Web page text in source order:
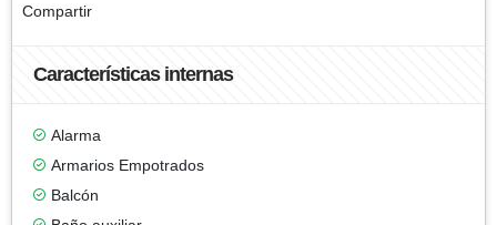
Compartir
Características internas
Alarma
Armarios Empotrados
Balcón